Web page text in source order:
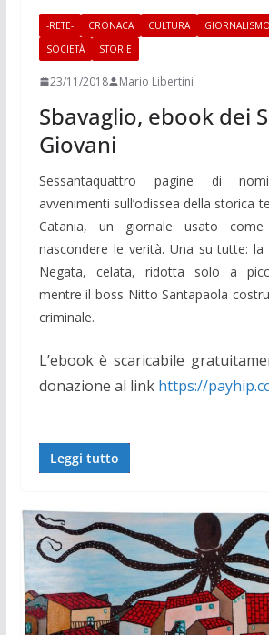
-RETE- CRONACA CULTURA GIORNALISMO
SOCIETÀ
STORIE
23/11/2018 Mario Libertini
Sbavaglio, ebook dei
Giovani
Sessantaquattro pagine di
avvenimenti sull’odissea della storica
Catania, un giornale usato
nascondere le verità. Una su tutte: la
Negata, celata, ridotta solo a
mentre il boss Nitto Santapaola
criminale.
L’ebook è scaricabile
donazione al link https://
Leggi tutto